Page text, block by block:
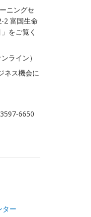
ニングセ
2 富国生命
をご覧く
ライン）
ネス機会に
6650
ター